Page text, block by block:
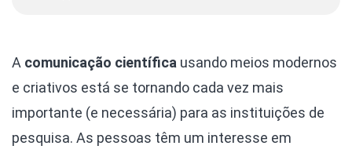
A comunicação científica usando meios modernos
e criativos está se tornando cada vez mais
importante (e necessária) para as instituições de
pesquisa. As pessoas têm um interesse em